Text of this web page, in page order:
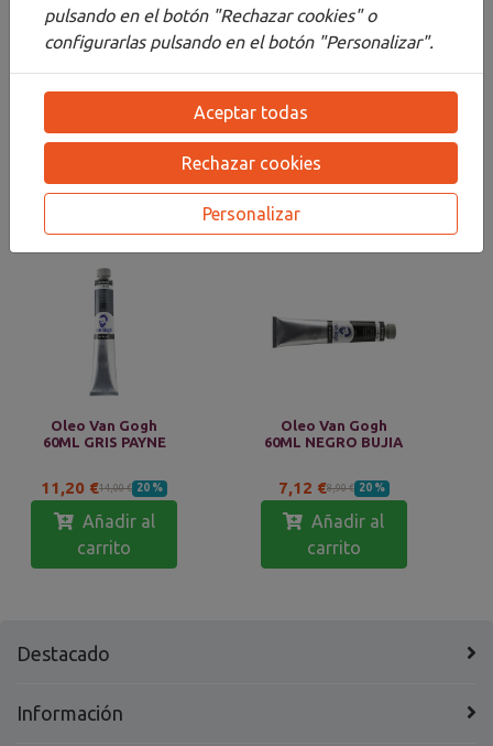
Adjuntos
Opiniones
¡Este producto no tiene descripción!
PRODUCTOSRELACIONADOS
Oleo Van Gogh
60ML GRIS PAYNE
11,20 €14,00 € 20 %
Añadir al
carrito
Oleo Van Gogh
60ML NEGRO BUJIA
7,12 €8,90 € 20 %
Añadir al
carrito
Destacado
Información
pulsando en el botón "Rechazar cookies" o
configurarlas pulsando en el botón "Personalizar".
Aceptar todas
Rechazar cookies
Personalizar